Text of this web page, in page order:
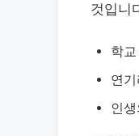
것입니
학
연
인